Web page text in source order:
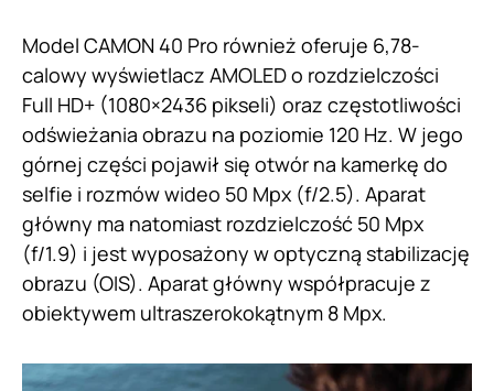
Model CAMON 40 Pro również oferuje 6,78-
calowy wyświetlacz AMOLED o rozdzielczości
Full HD+ (1080×2436 pikseli) oraz częstotliwości
odświeżania obrazu na poziomie 120 Hz. W jego
górnej części pojawił się otwór na kamerkę do
selfie i rozmów wideo 50 Mpx (f/2.5). Aparat
główny ma natomiast rozdzielczość 50 Mpx
(f/1.9) i jest wyposażony w optyczną stabilizację
obrazu (OIS). Aparat główny współpracuje z
obiektywem ultraszerokokątnym 8 Mpx.